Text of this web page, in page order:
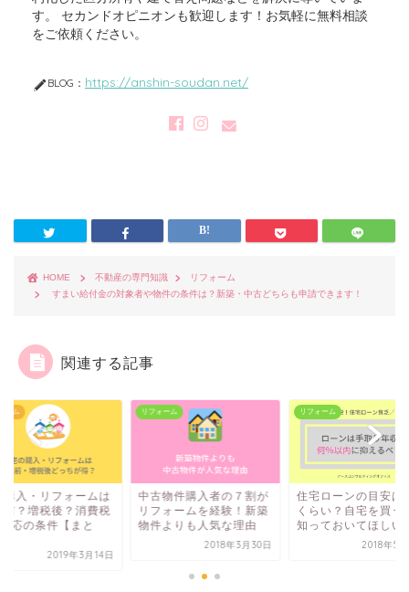
す。 セカンドオピニオンも歓迎します！お気軽に無料相談
をご依頼ください。
BLOG： https://anshin-soudan.net/
HOME 不動産の専門知識
リフォーム
すまい給付金の対象者や物件の条件は？新築・中古どちらも申請できます！
関連する記事
は
税
リフォーム
中古物件購入者の７割が
リフォームを経験！新築
物件よりも人気な理由
リフォーム
住宅ローンの目安はどの
くらい？自宅を買う前に
知っておいてほしいこと
2018年5月25日
リフォーム
家の購
増税前
8％適応
め...